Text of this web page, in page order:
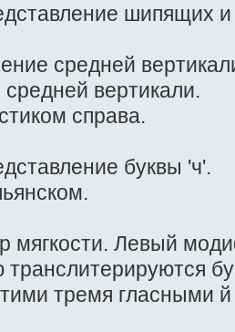
шипящих
средней
вертикали.
справа.
буквы 'ч'.
мягкости. Левый
тремя гласными